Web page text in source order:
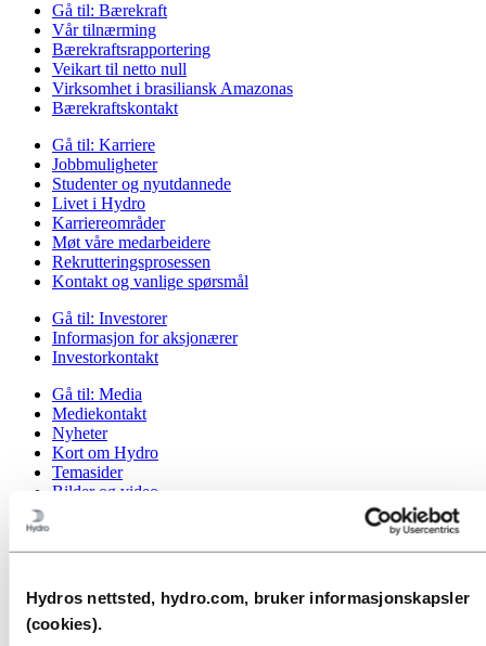
Hydros nettsted, hydro.com, bruker informasjonskapsler
(cookies).
Gå til: Bærekraft
Vår tilnærming
Bærekraftsrapportering
Veikart til netto null
Virksomhet i brasiliansk Amazonas
Bærekraftskontakt
Gå til: Karriere
Jobbmuligheter
Studenter og nyutdannede
Livet i Hydro
Karriereområder
Møt våre medarbeidere
Rekrutteringsprosessen
Kontakt og vanlige spørsmål
Gå til: Investorer
Informasjon for aksjonærer
Investorkontakt
Gå til: Media
Mediekontakt
Nyheter
Kort om Hydro
Temasider
Bilder og video
Hydro 120 år
Industrier som betyr noe
Våre formål og verdier